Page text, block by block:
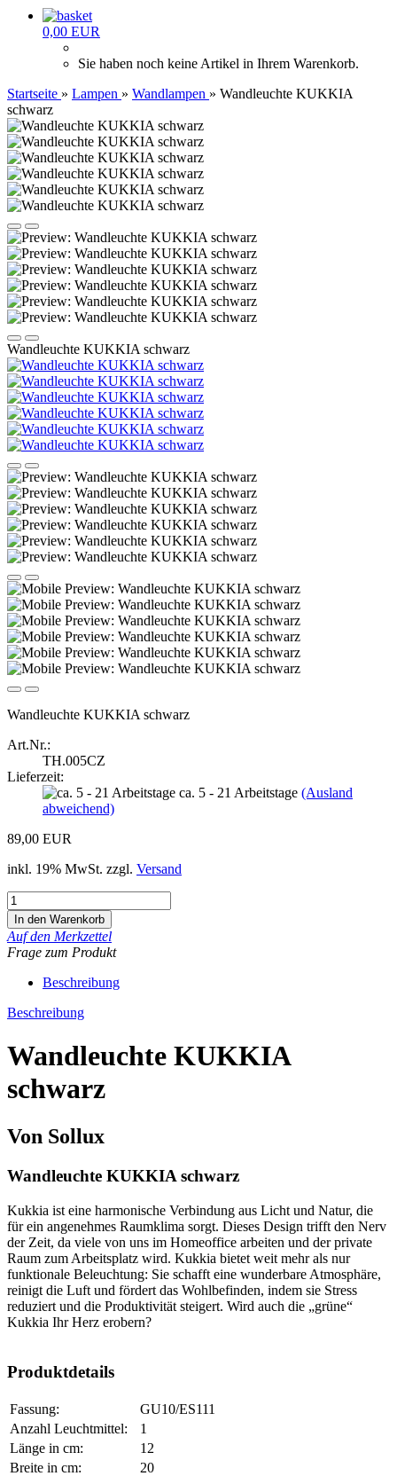
0,00 EUR
Sie haben noch keine Artikel in Ihrem Warenkorb.
Startseite » Lampen » Wandlampen » Wandleuchte KUKKIA
schwarz
Wandleuchte KUKKIA schwarz
Wandleuchte KUKKIA schwarz
Art.Nr.:
TH.005CZ
Lieferzeit:
ca. 5 - 21 Arbeitstage (Ausland
abweichend)
89,00 EUR
inkl. 19% MwSt. zzgl. Versand
Auf den Merkzettel
Frage zum Produkt
Beschreibung
Beschreibung
Wandleuchte KUKKIA
schwarz
Von Sollux
Wandleuchte KUKKIA schwarz
Kukkia ist eine harmonische Verbindung aus Licht und Natur, die
für ein angenehmes Raumklima sorgt. Dieses Design trifft den Nerv
der Zeit, da viele von uns im Homeoffice arbeiten und der private
Raum zum Arbeitsplatz wird. Kukkia bietet weit mehr als nur
funktionale Beleuchtung: Sie schafft eine wunderbare Atmosphäre,
reinigt die Luft und fördert das Wohlbefinden, indem sie Stress
reduziert und die Produktivität steigert. Wird auch die „grüne“
Kukkia Ihr Herz erobern?
Produktdetails
Fassung:
GU10/ES111
Anzahl Leuchtmittel:
1
Länge in cm:
12
Breite in cm:
20